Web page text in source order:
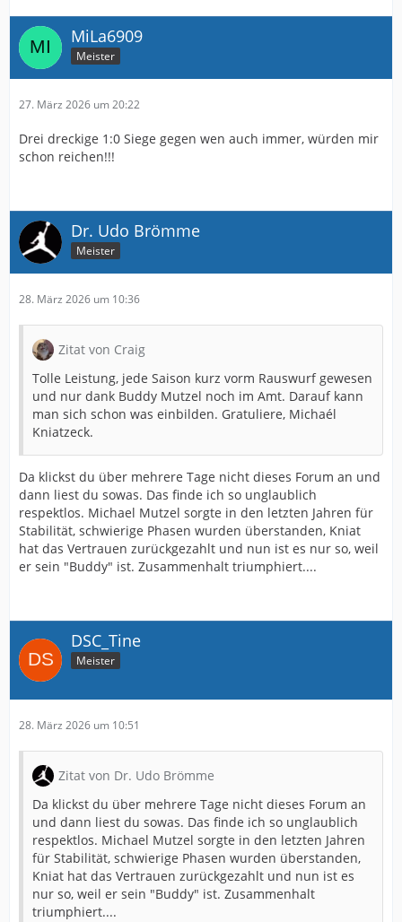
MiLa6909
Meister
27. März 2026 um 20:22
Drei dreckige 1:0 Siege gegen wen auch immer, würden mir
schon reichen!!!
Dr. Udo Brömme
Meister
28. März 2026 um 10:36
Zitat von Craig
Tolle Leistung, jede Saison kurz vorm Rauswurf gewesen
und nur dank Buddy Mutzel noch im Amt. Darauf kann
man sich schon was einbilden. Gratuliere, Michaél
Kniatzeck.
Da klickst du über mehrere Tage nicht dieses Forum an und
dann liest du sowas. Das finde ich so unglaublich
respektlos. Michael Mutzel sorgte in den letzten Jahren für
Stabilität, schwierige Phasen wurden überstanden, Kniat
hat das Vertrauen zurückgezahlt und nun ist es nur so, weil
er sein "Buddy" ist. Zusammenhalt triumphiert....
DSC_Tine
Meister
28. März 2026 um 10:51
Zitat von Dr. Udo Brömme
Da klickst du über mehrere Tage nicht dieses Forum an
und dann liest du sowas. Das finde ich so unglaublich
respektlos. Michael Mutzel sorgte in den letzten Jahren
für Stabilität, schwierige Phasen wurden überstanden,
Kniat hat das Vertrauen zurückgezahlt und nun ist es
nur so, weil er sein "Buddy" ist. Zusammenhalt
triumphiert....